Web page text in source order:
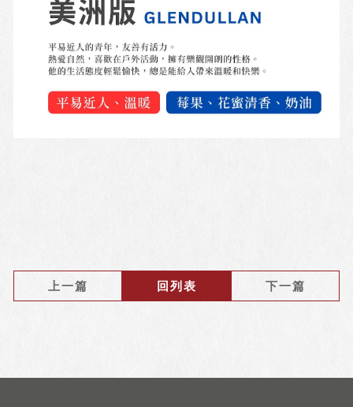
上一篇 回列表 下一篇